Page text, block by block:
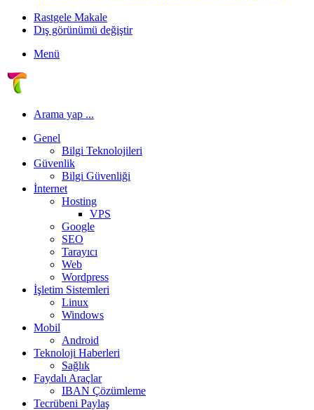
Rastgele Makale
Dış görünümü değiştir
Menü
Arama yap ...
Genel
Bilgi Teknolojileri
Güvenlik
Bilgi Güvenliği
İnternet
Hosting
VPS
Google
SEO
Tarayıcı
Web
Wordpress
İşletim Sistemleri
Linux
Windows
Mobil
Android
Teknoloji Haberleri
Sağlık
Faydalı Araçlar
IBAN Çözümleme
Tecrübeni Paylaş